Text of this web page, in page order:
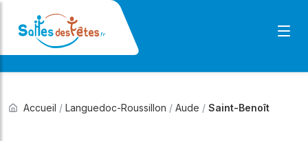
Accueil / Languedoc-Roussillon / Aude / Saint-Benoît